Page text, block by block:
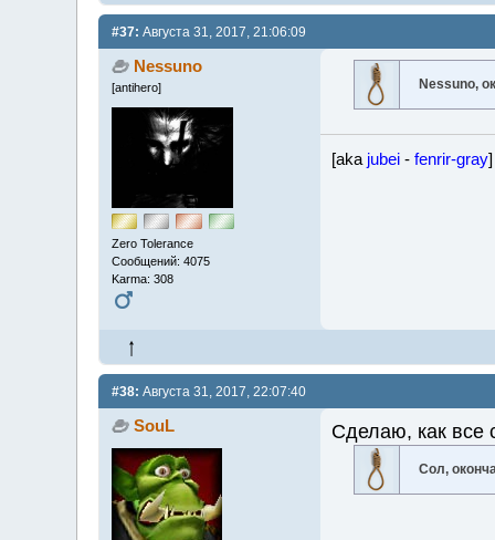
#37: Августа 31, 2017, 21:06:09
Nessuno
[antihero]
Zero Tolerance
Сообщений: 4075
Karma: 308
Nessuno,
[aka jubei- fenrir-gray]
#38: Августа 31, 2017, 22:07:40
SouL Сделаю, как все
Сол,